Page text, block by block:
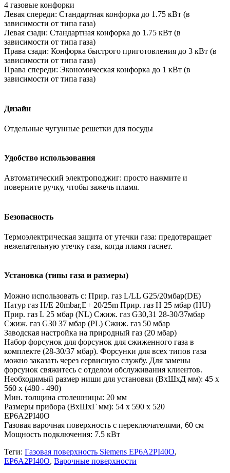
4 газовые конфорки
Левая спереди: Стандартная конфорка до 1.75 кВт (в
зависимости от типа газа)
Левая сзади: Стандартная конфорка до 1.75 кВт (в
зависимости от типа газа)
Права сзади: Конфорка быстрого приготовления до 3 кВт (в
зависимости от типа газа)
Права спереди: Экономическая конфорка до 1 кВт (в
зависимости от типа газа)
Дизайн
Отдельные чугунные решетки для посуды
Удобство использования
Автоматический электроподжиг: просто нажмите и
поверните ручку, чтобы зажечь пламя.
Безопасность
Термоэлектрическая защита от утечки газа: предотвращает
нежелательную утечку газа, когда пламя гаснет.
Установка (типы газа и размеры)
Можно использовать с: Прир. газ L/LL G25/20мбар(DE)
Натур газ H/E 20mbar,E+ 20/25m Прир. газ H 25 мбар (HU)
Прир. газ L 25 мбар (NL) Сжиж. газ G30,31 28-30/37мбар
Сжиж. газ G30 37 мбар (PL) Сжиж. газ 50 мбар
Заводская настройка на природный газ (20 мбар)
Набор форсунок для форсунок для сжиженного газа в
комплекте (28-30/37 мбар). Форсунки для всех типов газа
можно заказать через сервисную службу. Для замены
форсунок свяжитесь с отделом обслуживания клиентов.
Необходимый размер ниши для установки (ВхШхД мм): 45 x
560 x (480 - 490)
Мин. толщина столешницы: 20 мм
Размеры прибора (ВхШхГ мм): 54 x 590 x 520
EP6A2PI40O
Газовая варочная поверхность с переключателями, 60 см
Мощность подключения: 7.5 кВт
Теги: Газовая поверхность Siemens EP6A2PI40O,
EP6A2PI40O, Варочные поверхности